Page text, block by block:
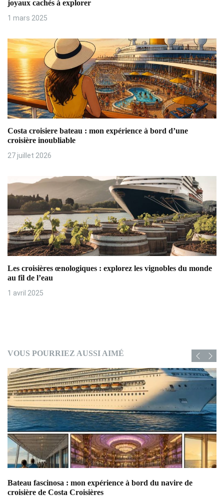
e
l
’
a
r
t
i
c
e
joyaux cachés à explorer
1 mars 2025
Costa croisiere bateau : mon expérience à bord d’une
croisière inoubliable
27 juillet 2026
Les croisières œnologiques : explorez les vignobles du monde
au fil de l’eau
1 avril 2025
VOUS POURRIEZ AUSSI AIMÉ
Bateau fascinosa : mon expérience à bord du navire de
croisière de Costa Croisières